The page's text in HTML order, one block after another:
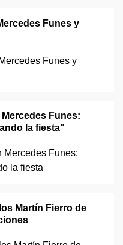
Funes y
Funes:
la fiesta"
Martín Fierro de